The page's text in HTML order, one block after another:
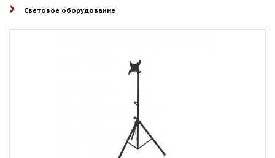
Световое оборудование